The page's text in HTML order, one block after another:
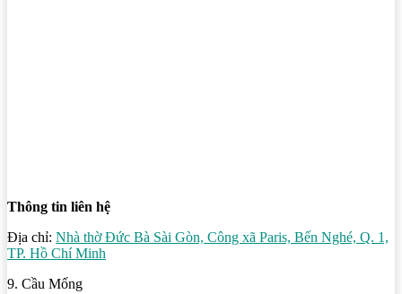
Thông tin liên hệ
Địa chỉ: Nhà thờ Đức Bà Sài Gòn, Công xã Paris, Bến Nghé, Q. 1,
TP. Hồ Chí Minh
9. Cầu Mống